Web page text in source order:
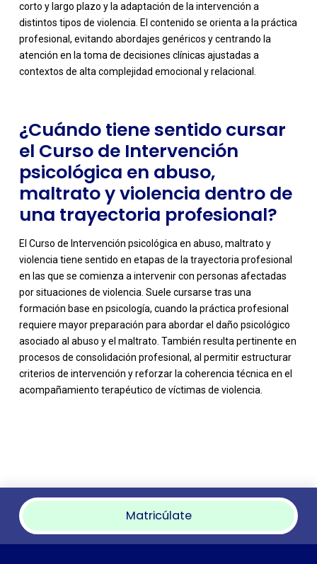
corto y largo plazo y la adaptación de la intervención a
distintos tipos de violencia. El contenido se orienta a la práctica
profesional, evitando abordajes genéricos y centrando la
atención en la toma de decisiones clínicas ajustadas a
contextos de alta complejidad emocional y relacional.
-
¿Cuándo tiene sentido cursar
el Curso de Intervención
psicológica en abuso,
maltrato y violencia dentro de
una trayectoria profesional?
El Curso de Intervención psicológica en abuso, maltrato y
violencia tiene sentido en etapas de la trayectoria profesional
en las que se comienza a intervenir con personas afectadas
por situaciones de violencia. Suele cursarse tras una
formación base en psicología, cuando la práctica profesional
requiere mayor preparación para abordar el daño psicológico
asociado al abuso y el maltrato. También resulta pertinente en
procesos de consolidación profesional, al permitir estructurar
criterios de intervención y reforzar la coherencia técnica en el
acompañamiento terapéutico de víctimas de violencia.
Matricúlate